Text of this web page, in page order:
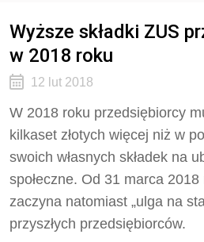
Wyższe składki ZUS
w 2018 roku
12 lut 2018
W 2018 roku przedsiębiorcy
kilkaset złotych więcej niż w
swoich własnych składek na
społeczne. Od 31 marca
zaczyna natomiast „ulga na
przyszłych przedsiębiorców.